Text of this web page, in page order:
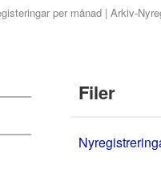
per månad Arkiv-
Filer